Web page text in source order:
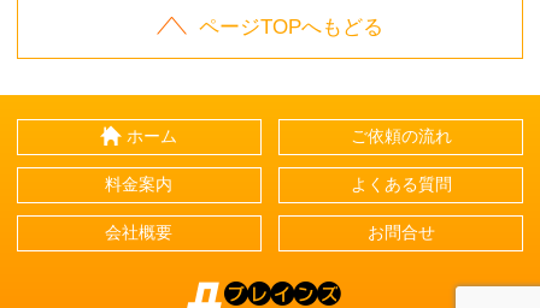
ページTOPへもどる
ホーム ご依頼の流れ
料金案内 よくある質問
会社概要 お問合せ